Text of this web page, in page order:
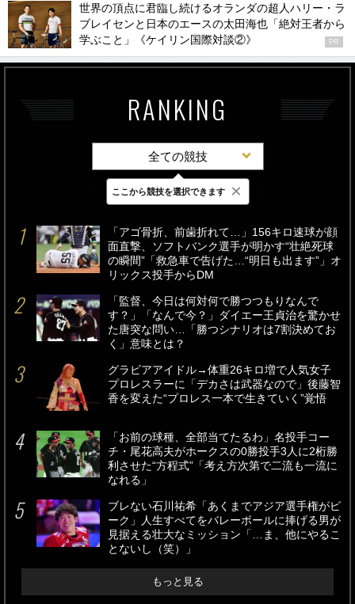
世界の頂点に君臨し続けるオランダの超人ハリー・ラ
ブレイセンと日本のエースの太田海也「絶対王者から
学ぶこと」《ケイリン国際対談②》
PR
RANKING
全ての競技
最新 24時間 週間
「アゴ骨折、前歯折れて…」156キロ速球が顔
面直撃、ソフトバンク選手が明かす“壮絶死球
の瞬間”「救急車で告げた…“明日も出ます”」オ
リックス投手からDM
「監督、今日は何対何で勝つつもりなんで
す？」「なんで今？」ダイエー王貞治を驚かせ
た唐突な問い…「勝つシナリオは7割決めてお
く」意味とは？
グラビアアイドル→体重26キロ増で人気女子
プロレスラーに「デカさは武器なので」後藤智
香を変えた“プロレス一本で生きていく”覚悟
「お前の球種、全部当てたるわ」名投手コー
チ・尾花高夫がホークスの0勝投手3人に2桁勝
利させた“方程式”「考え方次第で二流も一流に
なれる」
ブレない石川祐希「あくまでアジア選手権がピ
ーク」人生すべてをバレーボールに捧げる男が
見据える壮大なミッション「…ま、他にやるこ
とないし（笑）」
もっと見る
ここから競技を選択できます ×